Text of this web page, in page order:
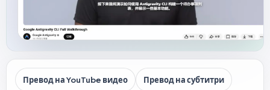
Превод на YouTube видео Превод на субтитри